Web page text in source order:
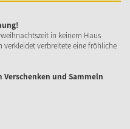
in keinem Haus
verkleidet verbreitete eine fröhliche
und Sammeln